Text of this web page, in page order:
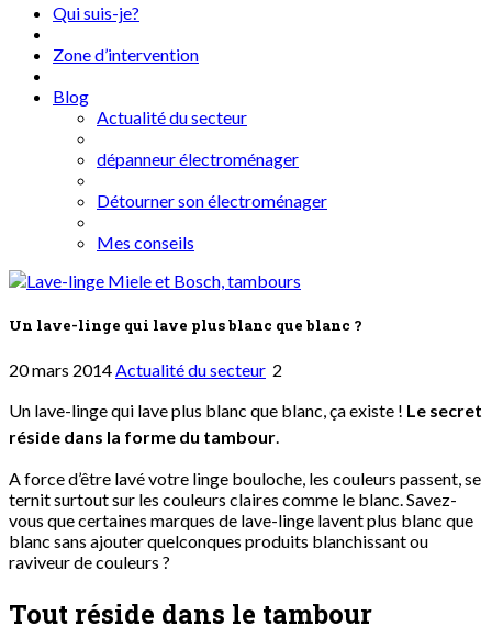
Qui suis-je?
Zone d’intervention
Blog
Actualité du secteur
dépanneur électroménager
Détourner son électroménager
Mes conseils
Un lave-linge qui lave plus blanc que blanc ?
20 mars 2014Actualité du secteur 2
Un lave-linge qui lave plus blanc que blanc, ça existe ! Le secret
réside dans la forme du tambour.
A force d’être lavé votre linge bouloche, les couleurs passent, se
ternit surtout sur les couleurs claires comme le blanc. Savez-
vous que certaines marques de lave-linge lavent plus blanc que
blanc sans ajouter quelconques produits blanchissant ou
raviveur de couleurs ?
Tout réside dans le tambour